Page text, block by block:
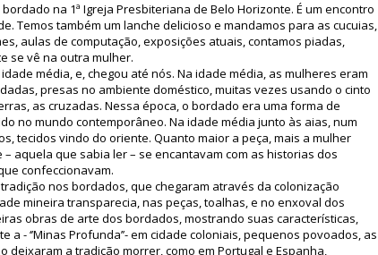
na 1ª Igreja Presbiteriana de Belo Horizonte. É um encontro
Temos também um lanche delicioso e mandamos para as cucuias,
aulas de computação, exposições atuais, contamos piadas,
se vê na outra mulher.
média, e, chegou até nós. Na idade média, as mulheres eram
presas no ambiente doméstico, muitas vezes usando o cinto
as cruzadas. Nessa época, o bordado era uma forma de
no mundo contemporâneo. Na idade média junto às aias, num
tecidos vindo do oriente. Quanto maior a peça, mais a mulher
aquela que sabia ler – se encantavam com as historias dos
confeccionavam.
nos bordados, que chegaram através da colonização
mineira transparecia, nas peças, toalhas, e no enxoval dos
obras de arte dos bordados, mostrando suas características,
- ‘’Minas Profunda’’- em cidade coloniais, pequenos povoados, as
a tradição morrer, como em Portugal e Espanha,